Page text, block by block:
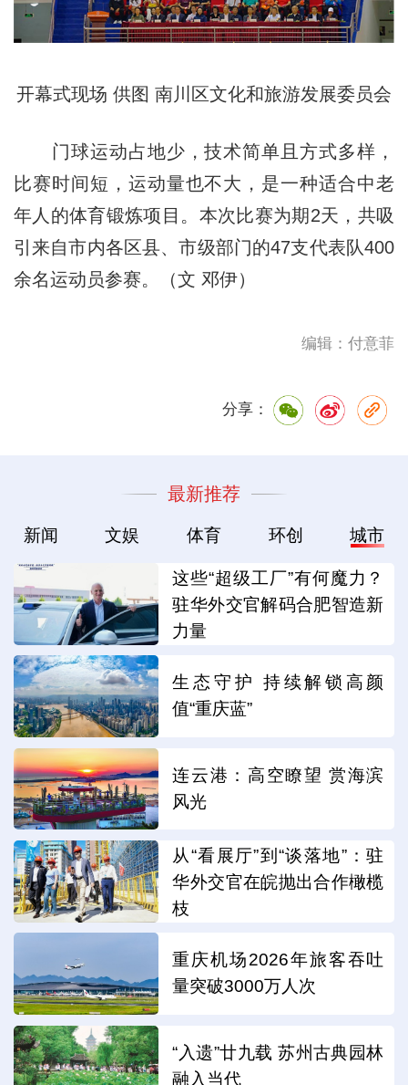
开幕式现场 供图 南川区文化和旅游发展委员会
门球运动占地少，技术简单且方式多样，
比赛时间短，运动量也不大，是一种适合中老
年人的体育锻炼项目。本次比赛为期2天，共吸
引来自市内各区县、市级部门的47支代表队400
余名运动员参赛。（文 邓伊）
编辑：付意菲
分享：
最新推荐
新闻 文娱 体育 环创 城市
这些“超级工厂”有何魔力？
驻华外交官解码合肥智造新
力量
生态守护 持续解锁高颜
值“重庆蓝”
连云港：高空瞭望 赏海滨
风光
从“看展厅”到“谈落地”：驻
华外交官在皖抛出合作橄榄
枝
重庆机场2026年旅客吞吐
量突破3000万人次
“入遗”廿九载 苏州古典园林
融入当代